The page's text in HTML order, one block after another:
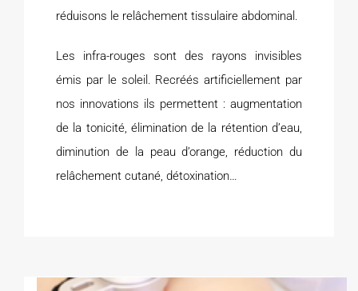
réduisons le relâchement tissulaire abdominal.
Les infra-rouges sont des rayons invisibles
émis par le soleil. Recréés artificiellement par
nos innovations ils permettent : augmentation
de la tonicité, élimination de la rétention d’eau,
diminution de la peau d’orange, réduction du
relâchement cutané, détoxination…